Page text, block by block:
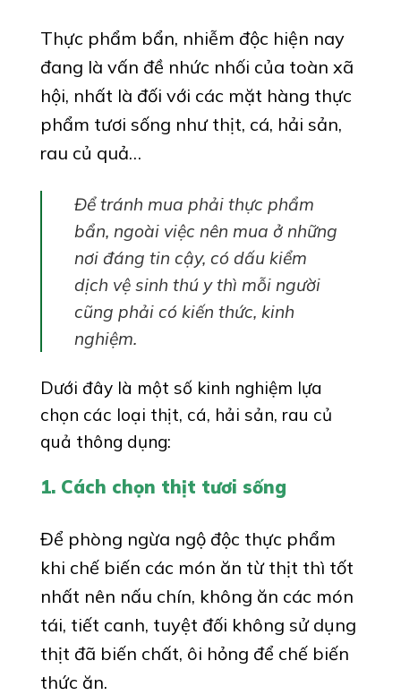
Thực phẩm bẩn, nhiễm độc hiện nay
đang là vấn đề nhức nhối của toàn xã
hội, nhất là đối với các mặt hàng thực
phẩm tươi sống như thịt, cá, hải sản,
rau củ quả…
Để tránh mua phải thực phẩm
bẩn, ngoài việc nên mua ở những
nơi đáng tin cậy, có dấu kiểm
dịch vệ sinh thú y thì mỗi người
cũng phải có kiến thức, kinh
nghiệm.
Dưới đây là một số kinh nghiệm lựa
chọn các loại thịt, cá, hải sản, rau củ
quả thông dụng:
1. Cách chọn thịt tươi sống
Để phòng ngừa ngộ độc thực phẩm
khi chế biến các món ăn từ thịt thì tốt
nhất nên nấu chín, không ăn các món
tái, tiết canh, tuyệt đối không sử dụng
thịt đã biến chất, ôi hỏng để chế biến
thức ăn.